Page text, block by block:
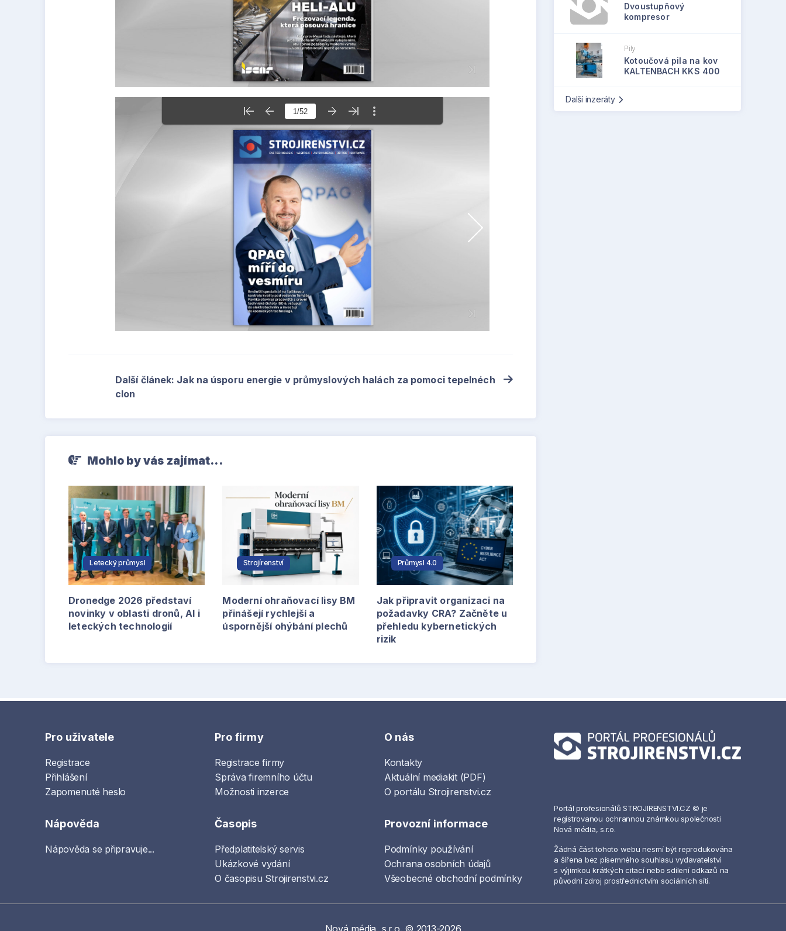
Další článek: Jak na úsporu energie v průmyslových halách za pomoci tepelnéch
clon
Mohlo by vás zajímat...
Letecký průmysl
Dronedge 2026 představí
novinky v oblasti dronů, AI i
leteckých technologií
Strojírenství
Moderní ohraňovací lisy BM
přinášejí rychlejší a
úspornější ohýbání plechů
Průmysl 4.0
Jak připravit organizaci na
požadavky CRA? Začněte u
přehledu kybernetických
rizik
Dvoustupňový
kompresor
Pily
Kotoučová pila na kov
KALTENBACH KKS 400
Další inzeráty
Pro uživatele
Registrace
Přihlášení
Zapomenuté heslo
Pro firmy
Registrace firmy
Správa firemního účtu
Možnosti inzerce
O nás
Kontakty
Aktuální mediakit (PDF)
O portálu Strojirenstvi.cz
Nápověda
Nápověda se připravuje...
Časopis
Předplatitelský servis
Ukázkové vydání
O časopisu Strojirenstvi.cz
Provozní informace
Podmínky používání
Ochrana osobních údajů
Všeobecné obchodní podmínky
Portál profesionálů STROJIRENSTVI.CZ © je
registrovanou ochrannou známkou společnosti
Nová média, s.r.o.
Žádná část tohoto webu nesmí být reprodukována
a šířena bez písemného souhlasu vydavatelství
s výjimkou krátkých citací nebo sdílení odkazů na
původní zdroj prostřednictvím sociálních sítí.
Nová média, s.r.o. © 2013-2026